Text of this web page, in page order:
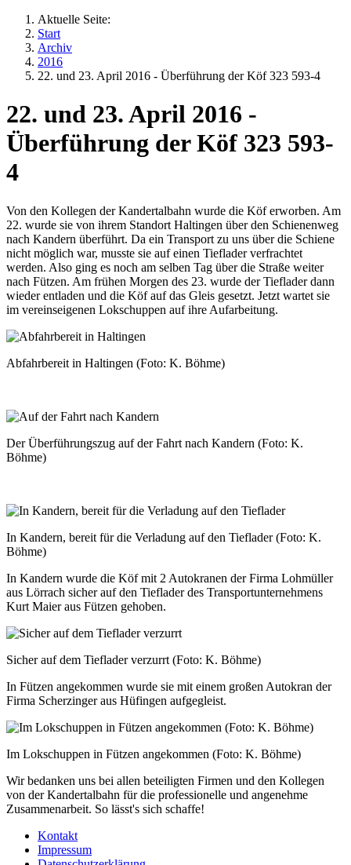
Aktuelle Seite:
Start
Archiv
2016
22. und 23. April 2016 - Überführung der Köf 323 593-4
22. und 23. April 2016 -
Überführung der Köf 323 593-
4
Von den Kollegen der Kandertalbahn wurde die Köf erworben. Am
22. wurde sie von ihrem Standort Haltingen über den Schienenweg
nach Kandern überführt. Da ein Transport zu uns über die Schiene
nicht möglich war, musste sie auf einen Tieflader verfrachtet
werden. Also ging es noch am selben Tag über die Straße weiter
nach Fützen. Am frühen Morgen des 23. wurde der Tieflader dann
wieder entladen und die Köf auf das Gleis gesetzt. Jetzt wartet sie
im vereinseigenen Lokschuppen auf ihre Aufarbeitung.
Abfahrbereit in Haltingen (Foto: K. Böhme)
Der Überführungszug auf der Fahrt nach Kandern (Foto: K.
Böhme)
In Kandern, bereit für die Verladung auf den Tieflader (Foto: K.
Böhme)
In Kandern wurde die Köf mit 2 Autokranen der Firma Lohmüller
aus Lörrach sicher auf den Tieflader des Transportunternehmens
Kurt Maier aus Fützen gehoben.
Sicher auf dem Tieflader verzurrt (Foto: K. Böhme)
In Fützen angekommen wurde sie mit einem großen Autokran der
Firma Scherzinger aus Hüfingen aufgegleist.
Im Lokschuppen in Fützen angekommen (Foto: K. Böhme)
Wir bedanken uns bei allen beteiligten Firmen und den Kollegen
von der Kandertalbahn für die professionelle und angenehme
Zusammenarbeit. So lässt's sich schaffe!
Kontakt
Impressum